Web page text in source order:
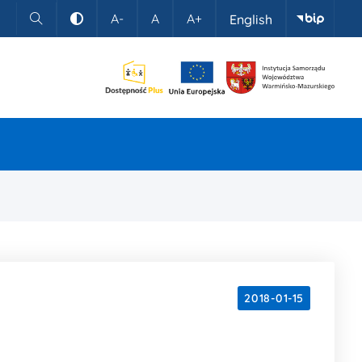
Szukaj Kontrast
A- A A+ English
2018-01-15